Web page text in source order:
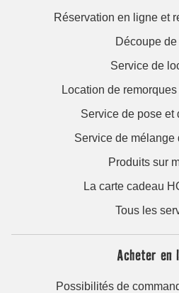
Réservation en ligne et
Découpe
Service de
Location de
Service de pose et
Service de mélange
Produits sur
La carte cadeau
Tous les
Acheter en
Possibilités de